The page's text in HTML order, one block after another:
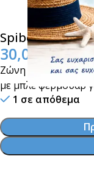
Spibelt
30,00€
Ζώνη υποστήριξης
με μπλε φερμουάρ
1 σε απόθεμα